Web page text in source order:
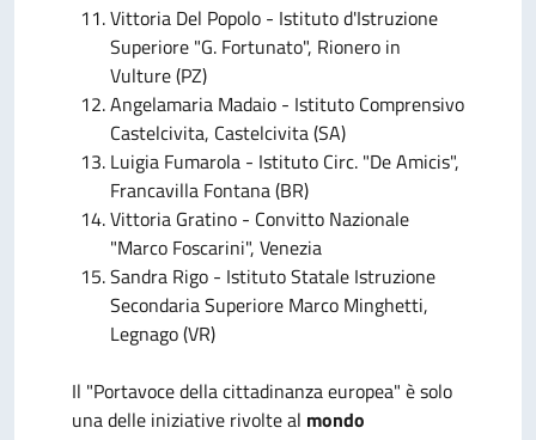
Vittoria Del Popolo - Istituto d'Istruzione
Superiore "G. Fortunato", Rionero in
Vulture (PZ)
Angelamaria Madaio - Istituto Comprensivo
Castelcivita, Castelcivita (SA)
Luigia Fumarola - Istituto Circ. "De Amicis",
Francavilla Fontana (BR)
Vittoria Gratino - Convitto Nazionale
"Marco Foscarini", Venezia
Sandra Rigo - Istituto Statale Istruzione
Secondaria Superiore Marco Minghetti,
Legnago (VR)
Il "Portavoce della cittadinanza europea" è solo
una delle iniziative rivolte al mondo